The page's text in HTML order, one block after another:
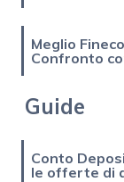
Meglio
Confronto
Guide
Conto
le offerte di